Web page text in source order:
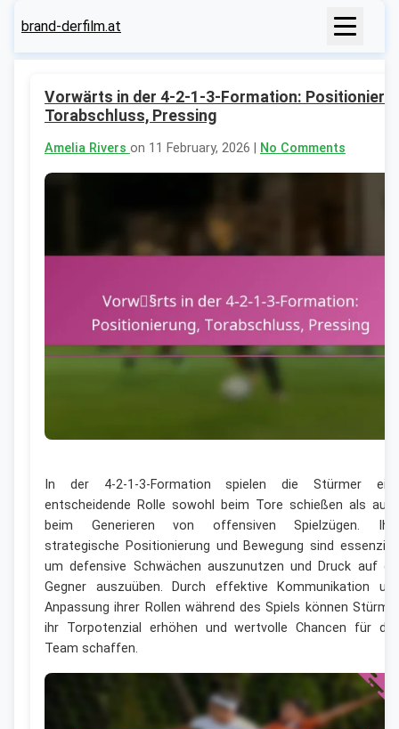
brand-derfilm.at
Vorwärts in der 4-2-1-3-Formation:
Torabschluss, Pressing
Amelia Rivers on 11 February, 2026 | No Comments
In der 4-2-1-3-Formation spielen die Stürmer
entscheidende Rolle sowohl beim Tore schießen als
beim Generieren von offensiven Spielzügen.
strategische Positionierung und Bewegung sind
um defensive Schwächen auszunutzen und Druck auf
Gegner auszuüben. Durch effektive Kommunikation
Anpassung ihrer Rollen während des Spiels können
ihr Torpotenzial erhöhen und wertvolle Chancen für
Team schaffen.